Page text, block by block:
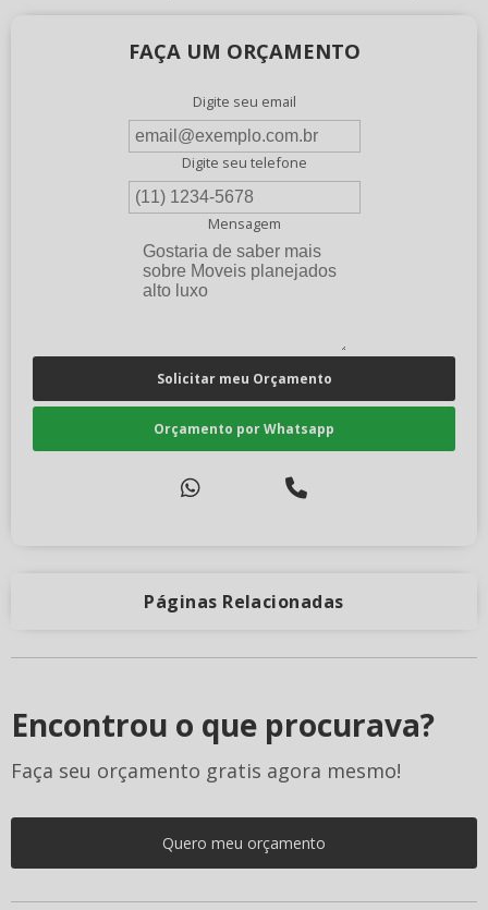
FAÇA UM ORÇAMENTO
Digite seu email
Digite seu telefone
Mensagem
Solicitar meu Orçamento
Orçamento por Whatsapp
Páginas Relacionadas
Encontrou o que procurava?
Faça seu orçamento gratis agora mesmo!
Quero meu orçamento